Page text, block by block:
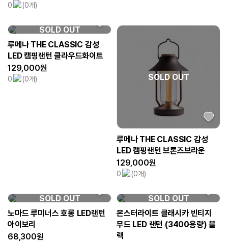
0 (0개)
SOLD OUT
루메나 THE CLASSIC 감성
LED 캠핑랜턴 클라우드화이트
129,000원
0 (0개) SOLD OUT
루메나 THE CLASSIC 감성
LED 캠핑랜턴 브론즈브라운
129,000원
0 (0개)
SOLD OUT
노마드 루미너스 호롱 LED랜턴
아이보리
68,300원
SOLD OUT
몬스터라이트 클래시카 빈티지
무드 LED 랜턴 (3400용량) 블
랙